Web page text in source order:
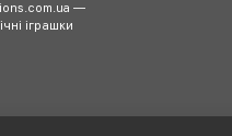
—
іграшки